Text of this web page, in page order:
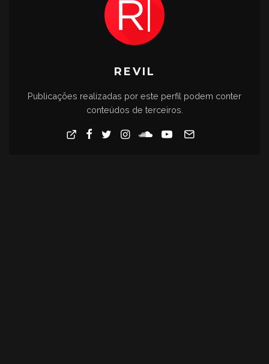
REVIL
Publicações realizadas por este perfil podem conter
conteúdos de terceiros.